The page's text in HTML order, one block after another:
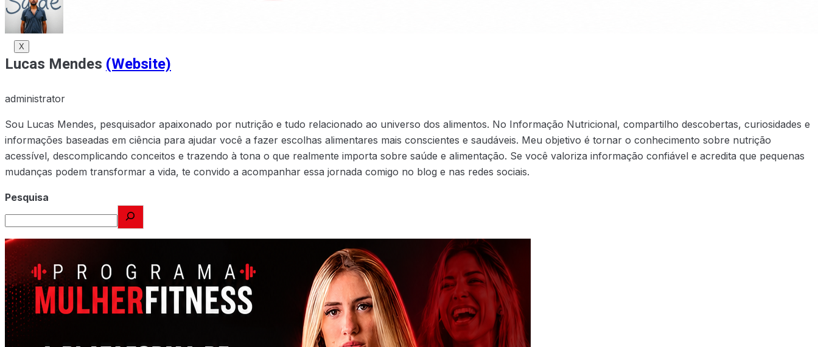
X
Lucas Mendes (Website)
administrator
Sou Lucas Mendes, pesquisador apaixonado por nutrição e tudo relacionado ao universo dos alimentos. No Informação Nutricional, compartilho descobertas, curiosidades e
informações baseadas em ciência para ajudar você a fazer escolhas alimentares mais conscientes e saudáveis. Meu objetivo é tornar o conhecimento sobre nutrição
acessível, descomplicando conceitos e trazendo à tona o que realmente importa sobre saúde e alimentação. Se você valoriza informação confiável e acredita que pequenas
mudanças podem transformar a vida, te convido a acompanhar essa jornada comigo no blog e nas redes sociais.
Pesquisa